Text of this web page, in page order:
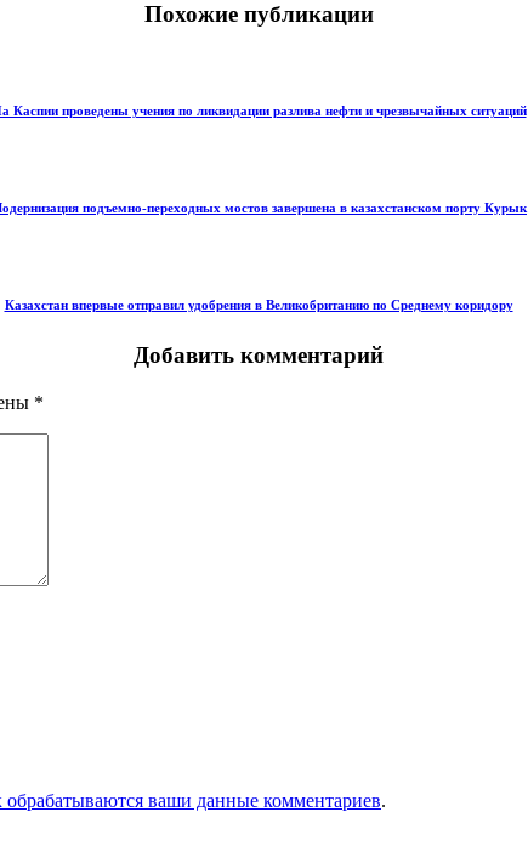
Похожие публикации
Каспии проведены учения по ликвидации разлива нефти и чрезвычайных ситуаций
подъемно-переходных мостов завершена в казахстанском порту Курык
Казахстан впервые отправил удобрения в Великобританию по Среднему коридору
Добавить комментарий
*
обрабатываются ваши данные комментариев.